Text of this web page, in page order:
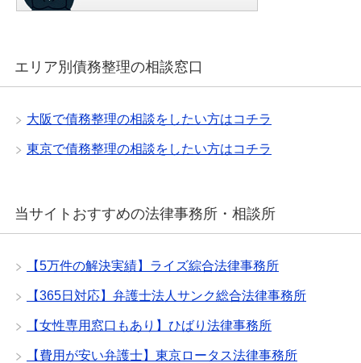
エリア別債務整理の相談窓口
大阪で債務整理の相談をしたい方はコチラ
東京で債務整理の相談をしたい方はコチラ
当サイトおすすめの法律事務所・相談所
【5万件の解決実績】ライズ綜合法律事務所
【365日対応】弁護士法人サンク総合法律事務所
【女性専用窓口もあり】ひばり法律事務所
【費用が安い弁護士】東京ロータス法律事務所